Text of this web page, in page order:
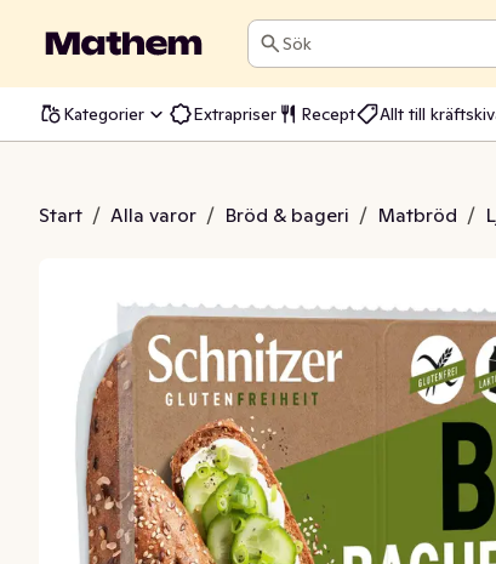
Sök
Kategorier Extrapriser Recept Allt till
Start / Alla varor / Bröd & bageri / Matbröd /
Glutenfri EKO